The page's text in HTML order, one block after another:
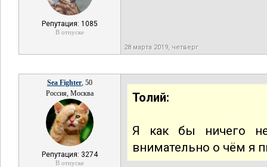
Репутация: 1085
В отпуске
28 марта 2019, четверг
Sea Fighter, 50
Россия, Москва
Репутация: 3274
В отпуске
Толий:
Я как бы ничего
внимательно о чём я